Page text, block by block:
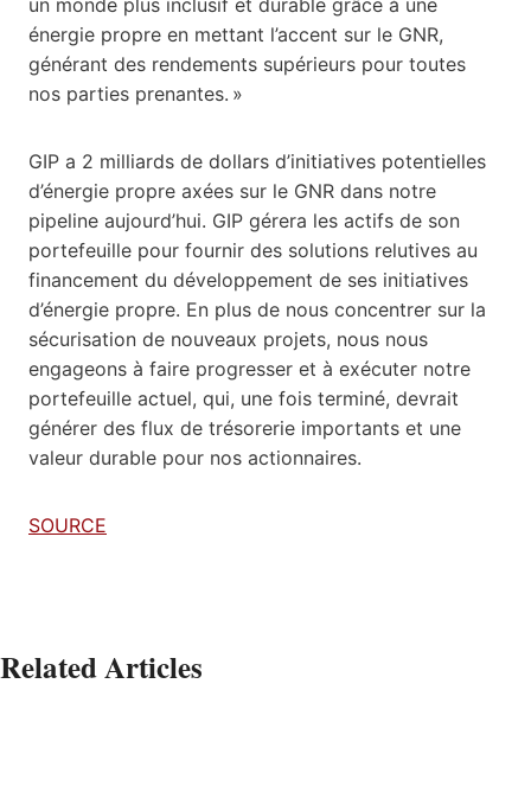
énergie propre en mettant l’accent sur le GNR,
générant des rendements supérieurs pour toutes
nos parties prenantes. »
GIP a 2 milliards de dollars d’initiatives potentielles
d’énergie propre axées sur le GNR dans notre
pipeline aujourd’hui. GIP gérera les actifs de son
portefeuille pour fournir des solutions relutives au
financement du développement de ses initiatives
d’énergie propre. En plus de nous concentrer sur la
sécurisation de nouveaux projets, nous nous
engageons à faire progresser et à exécuter notre
portefeuille actuel, qui, une fois terminé, devrait
générer des flux de trésorerie importants et une
valeur durable pour nos actionnaires.
SOURCE
Related Articles